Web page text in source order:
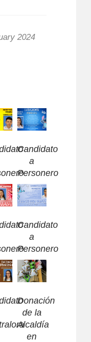
2024
Candidato
a
Personero
Candidato
a
Personero
Donación
de la
Alcaldía
en